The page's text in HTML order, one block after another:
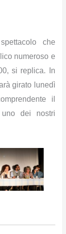
che
numeroso e
si replica. In
girato lunedì
il
dei nostri